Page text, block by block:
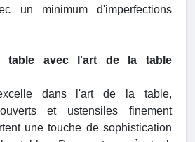
un minimum d'imperfections
table avec l'art de la table
dans l'art de la table,
et ustensiles finement
une touche de sophistication